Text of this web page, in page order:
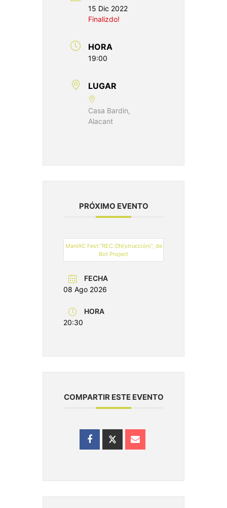
15 Dic 2022
Finalizdo!
HORA
19:00
LUGAR
Casa Bardin,
Alacant
PRÓXIMO EVENTO
ManIAC Fest:“REC.ON(strucción)”, de
Bot Project
FECHA
08 Ago 2026
HORA
20:30
COMPARTIR ESTE EVENTO